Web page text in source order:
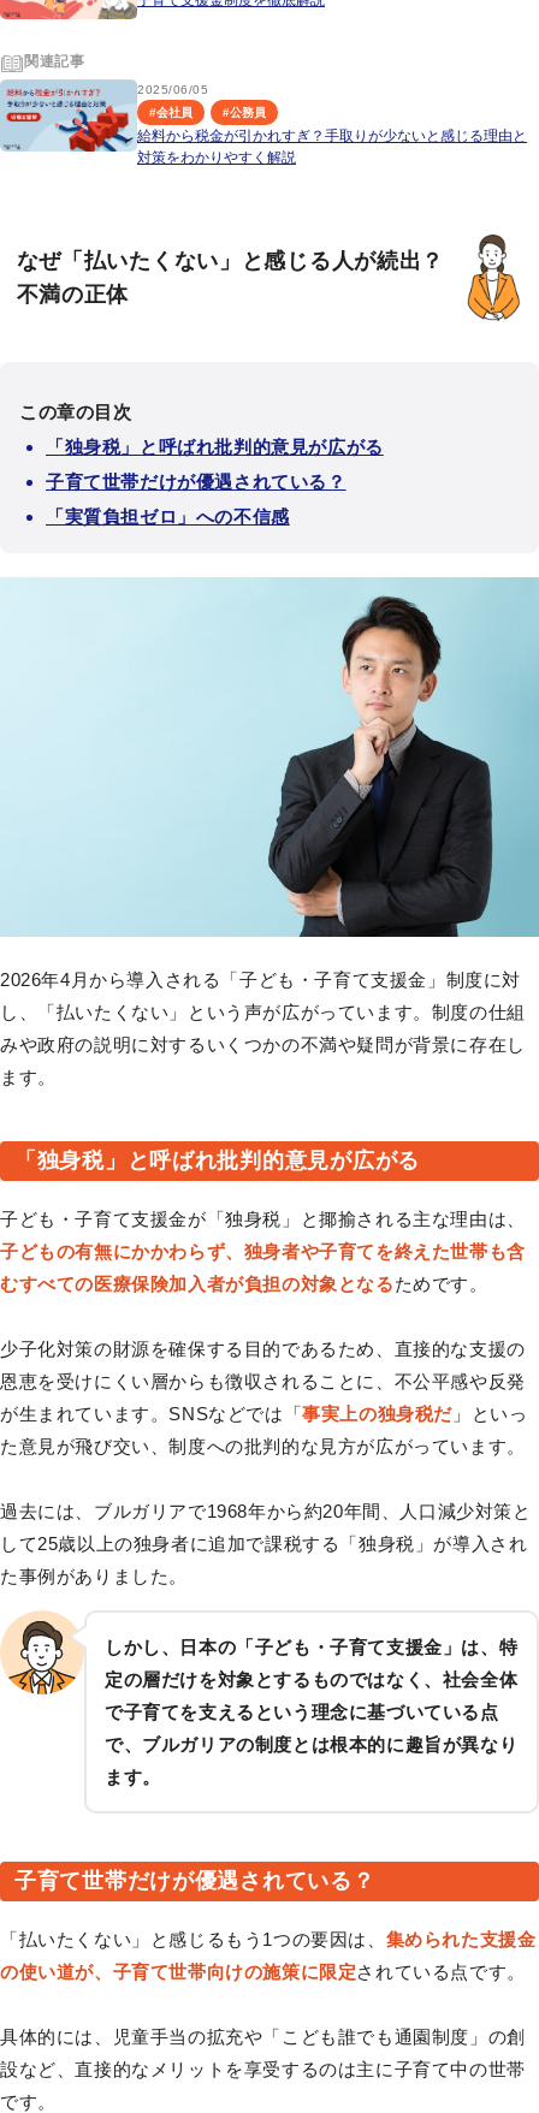
関連記事
2025/06/05
#会社員 #公務員
給料から税金が引かれすぎ？手取りが少ないと感じる理由と
対策をわかりやすく解説
なぜ「払いたくない」と感じる人が続出？
不満の正体
この章の目次
「独身税」と呼ばれ批判的意見が広がる
子育て世帯だけが優遇されている？
「実質負担ゼロ」への不信感
2026年4月から導入される「子ども・子育て支援金」制度に対
し、「払いたくない」という声が広がっています。制度の仕組
みや政府の説明に対するいくつかの不満や疑問が背景に存在し
ます。
「独身税」と呼ばれ批判的意見が広がる
子ども・子育て支援金が「独身税」と揶揄される主な理由は、
子どもの有無にかかわらず、独身者や子育てを終えた世帯も含
むすべての医療保険加入者が負担の対象となるためです。
少子化対策の財源を確保する目的であるため、直接的な支援の
恩恵を受けにくい層からも徴収されることに、不公平感や反発
が生まれています。SNSなどでは「事実上の独身税だ 」といっ
た意見が飛び交い、制度への批判的な見方が広がっています。
過去には、ブルガリアで1968年から約20年間、人口減少対策と
して25歳以上の独身者に追加で課税する「独身税」が導入され
た事例がありました。
しかし、日本の「子ども・子育て支援金」は、特
定の層だけを対象とするものではなく、社会全体
で子育てを支えるという理念に基づいている点
で、ブルガリアの制度とは根本的に趣旨が異なり
ます。
子育て世帯だけが優遇されている？
「払いたくない」と感じるもう1つの要因は、 集められた支援金
の使い道が、子育て世帯向けの施策に限定されている点です。
具体的には、児童手当の拡充や「こども誰でも通園制度」の創
設など、直接的なメリットを享受するのは主に子育て中の世帯
です。